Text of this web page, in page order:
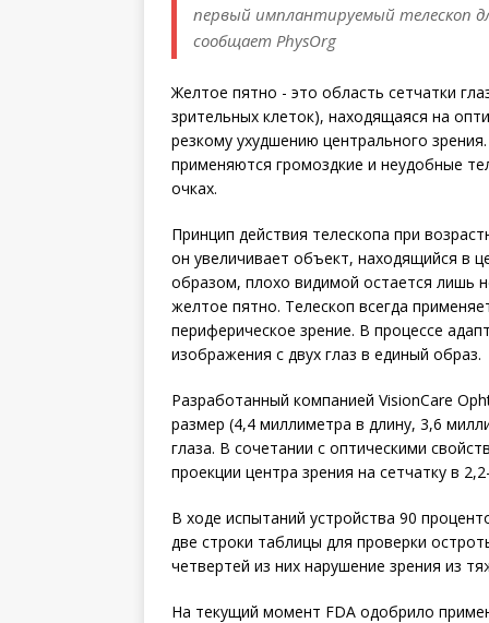
первый имплантируемый телескоп
сообщает PhysOrg
Желтое пятно - это область сетчатки
зрительных клеток), находящаяся на
резкому ухудшению центрального
применяются громоздкие и неудобные
очках.
Принцип действия телескопа при
он увеличивает объект, находящийся в
образом, плохо видимой остается лишь
желтое пятно. Телескоп всегда
периферическое зрение. В процессе
изображения с двух глаз в единый образ.
Разработанный компанией VisionCare
размер (4,4 миллиметра в длину, 3,6
глаза. В сочетании с оптическими
проекции центра зрения на сетчатку в
В ходе испытаний устройства 90
две строки таблицы для проверки
четвертей из них нарушение зрения из
На текущий момент FDA одобрило